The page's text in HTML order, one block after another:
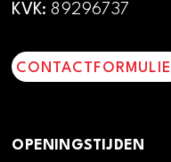
KVK: 89296737
OPENINGSTIJDEN